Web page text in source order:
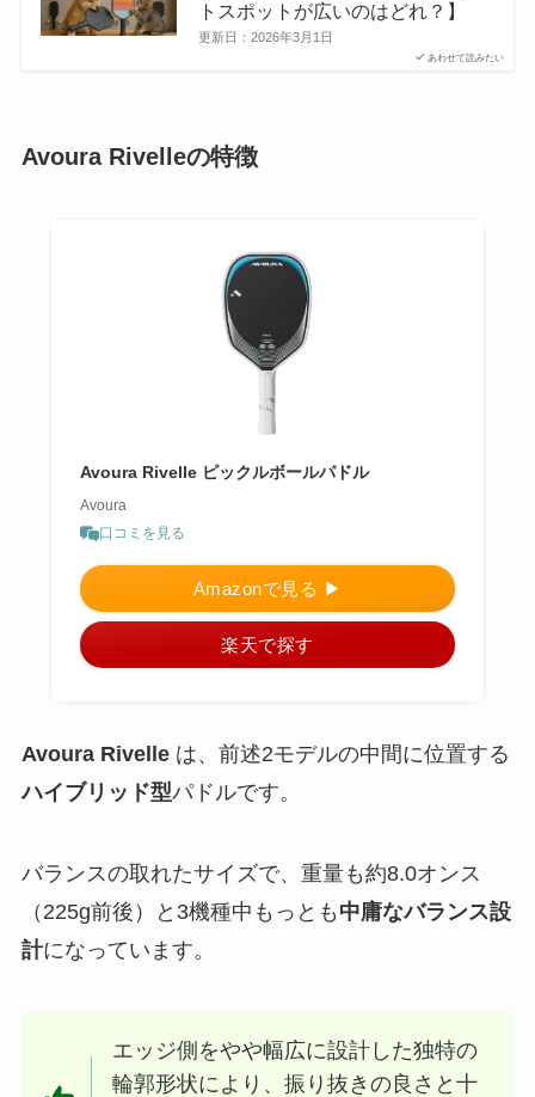
あわせて読みたい
トスポットが広いのはどれ？】
更新日： 2026年3月1日
Avoura Rivelleの特徴
Avoura Rivelle ピックルボールパドル
Avoura
口コミを見る
Amazonで見る ▶︎
楽天で探す
Avoura Rivelleは、前述2モデルの中間に位置する
ハイブリッド型パドルです。
バランスの取れたサイズで、重量も約8.0オンス
（225g前後）と3機種中もっとも 中庸なバランス設
計になっています。
エッジ側をやや幅広に設計した独特の
輪郭形状により、振り抜きの良さと十